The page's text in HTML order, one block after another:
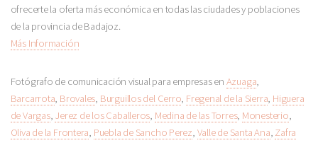
ofrecerte la oferta más económica en todas las ciudades y poblaciones
de la provincia de Badajoz.
Más Información
Fotógrafo de comunicación visual para empresas en Azuaga,
Barcarrota, Brovales, Burguillos del Cerro, Fregenal de la Sierra, Higuera
de Vargas, Jerez de los Caballeros, Medina de las Torres, Monesterio,
Oliva de la Frontera, Puebla de Sancho Perez, Valle de Santa Ana, Zafra